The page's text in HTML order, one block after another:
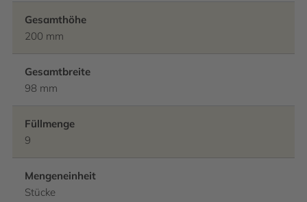
Gesamthöhe
200 mm
Gesamtbreite
98 mm
Füllmenge
9
Mengeneinheit
Stücke